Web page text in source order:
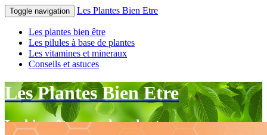
Toggle navigation Les Plantes Bien Etre
Les plantes bien être
Les pilules à base de plantes
Les vitamines et mineraux
Conseils et astuces
Les Plantes Bien Etre
Le bien-être par les plantes